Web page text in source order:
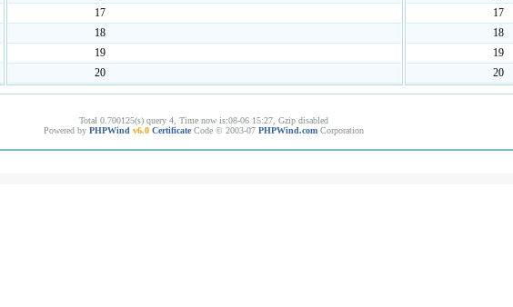
17
18
19
20
17
18
19
20
Total 0.700125(s) query 4, Time now is:08-06 15:27, Gzip disabled
Powered by PHPWind v6.0 Certificate Code © 2003-07 PHPWind.com Corporation